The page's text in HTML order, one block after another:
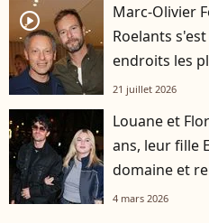
player2
Marc-Olivier
Roelants
endroits les
21 juillet 2026
Louane et
ans, leur fille
domaine et
4 mars 2026